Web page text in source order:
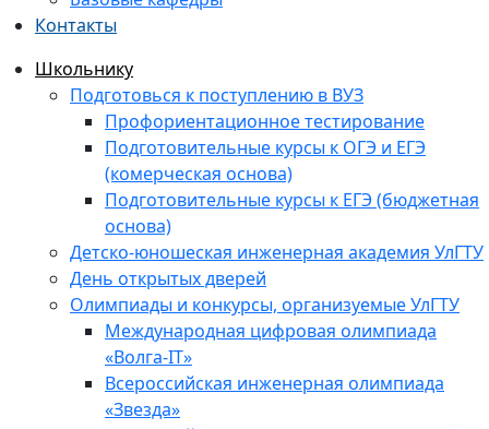
Контакты
Школьнику
Подготовься к поступлению в ВУЗ
Профориентационное тестирование
Подготовительные курсы к ОГЭ и ЕГЭ
(комерческая основа)
Подготовительные курсы к ЕГЭ (бюджетная
основа)
Детско-юношеская инженерная академия УлГТУ
День открытых дверей
Олимпиады и конкурсы, организуемые УлГТУ
Международная цифровая олимпиада
«Волга-IT»
Всероссийская инженерная олимпиада
«Звезда»